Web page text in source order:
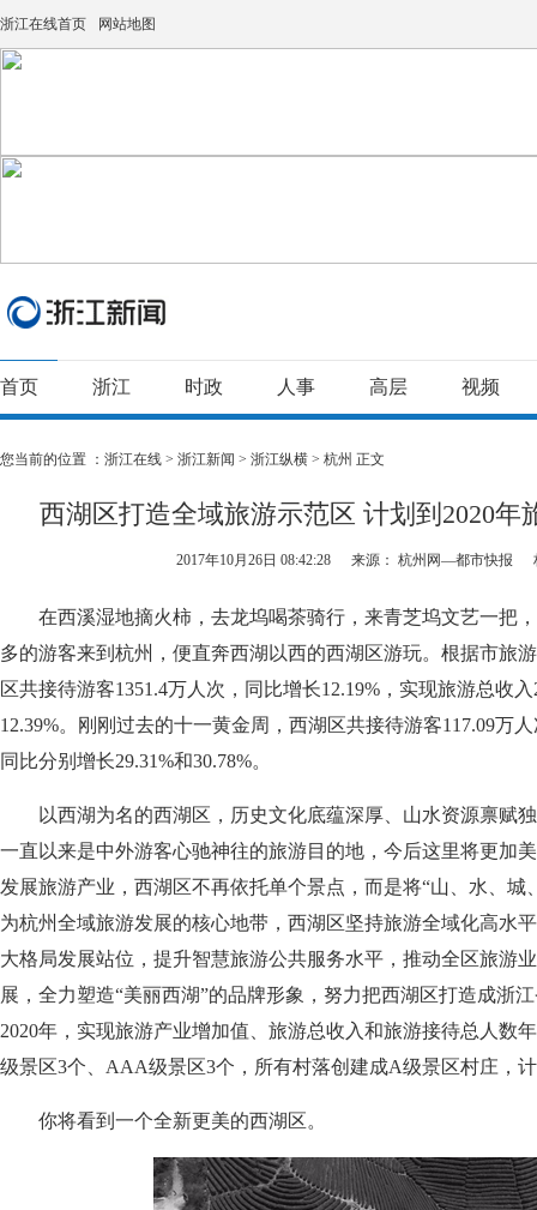
浙江在线首页 网站地图
首页 浙江 时政 人事 高层 视频
您当前的位置 ： 浙江在线 > 浙江新闻 > 浙江纵横 > 杭州 正文
西湖区打造全域旅游示范区 计划到2020年
2017年10月26日 08:42:28 来源： 杭州网—都市快报
在西溪湿地摘火柿，去龙坞喝茶骑行，来青芝坞文艺一把
多的游客来到杭州，便直奔西湖以西的西湖区游玩。根据市旅
区共接待游客1351.4万人次，同比增长12.19%，实现旅游总收
12.39%。刚刚过去的十一黄金周，西湖区共接待游客117.09万
同比分别增长29.31%和30.78%。
以西湖为名的西湖区，历史文化底蕴深厚、山水资源禀赋独
一直以来是中外游客心驰神往的旅游目的地，今后这里将更加
发展旅游产业，西湖区不再依托单个景点，而是将“山、水、城
为杭州全域旅游发展的核心地带，西湖区坚持旅游全域化高水
大格局发展站位，提升智慧旅游公共服务水平，推动全区旅游
展，全力塑造“美丽西湖”的品牌形象，努力把西湖区打造成浙
2020年，实现旅游产业增加值、旅游总收入和旅游接待总人数
级景区3个、AAA级景区3个，所有村落创建成A级景区村庄，
你将看到一个全新更美的西湖区。